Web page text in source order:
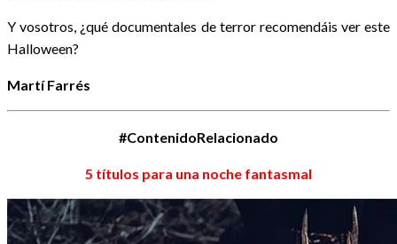
Y vosotros, ¿qué documentales de terror recomendáis ver este
Halloween?
Martí Farrés
#ContenidoRelacionado
5 títulos para una noche fantasmal